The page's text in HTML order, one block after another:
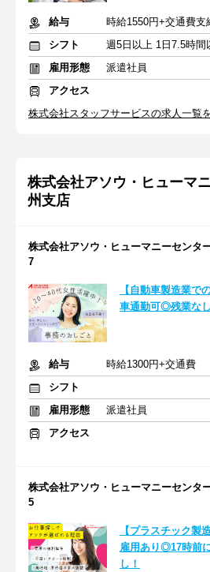
給与
時給1550円+交通費支
シフト
週5日以上 1日7.5時間
雇用形態
派遣社員
アクセス
株式会社スタッフサービスの求人一覧
株式会社アソウ・ヒューマ
州支店
株式会社アソウ・ヒューマニーセン
7
【自動車製造業で
車通勤可◎残業な
給与
時給1300円+交通費
シフト
雇用形態
派遣社員
アクセス
株式会社アソウ・ヒューマニーセン
5
【プラスチック製
雇用あり◎17時前
し！